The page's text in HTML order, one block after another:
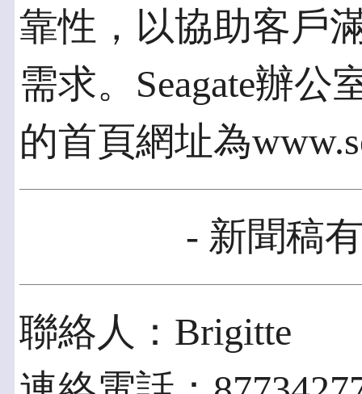
靠性，以協助客戶
需求。Seagate辦
的首頁網址為
- 新聞稿
聯絡人：Brigitte